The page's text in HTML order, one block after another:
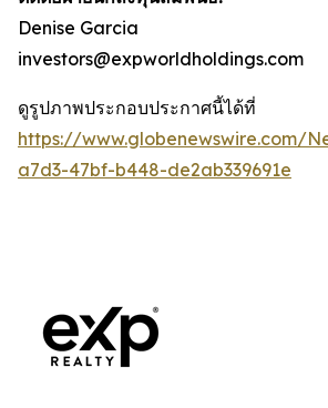
Denise Garcia
investors@expworldholdings.com
ดูรูปภาพประกอบประกาศนี้ได้ที่
https://www.globenewswire.com/
a7d3-47bf-b448-de2ab339691e